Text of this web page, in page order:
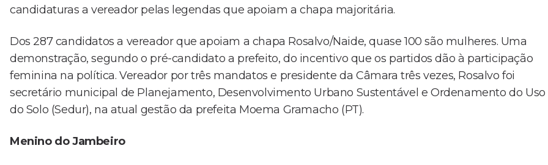
candidaturas a vereador pelas legendas que apoiam a chapa majoritária.
Dos 287 candidatos a vereador que apoiam a chapa Rosalvo/Naide, quase 100 são mulheres. Uma
demonstração, segundo o pré-candidato a prefeito, do incentivo que os partidos dão à participação
feminina na política. Vereador por três mandatos e presidente da Câmara três vezes, Rosalvo foi
secretário municipal de Planejamento, Desenvolvimento Urbano Sustentável e Ordenamento do Uso
do Solo (Sedur), na atual gestão da prefeita Moema Gramacho (PT).
Menino do Jambeiro